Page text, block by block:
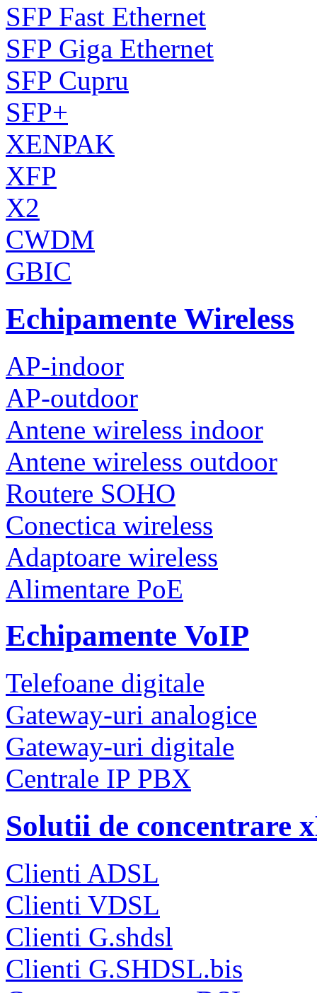
SFP Fast Ethernet
SFP Giga Ethernet
SFP Cupru
SFP+
XENPAK
XFP
X2
CWDM
GBIC
Echipamente Wireless
AP-indoor
AP-outdoor
Antene wireless indoor
Antene wireless outdoor
Routere SOHO
Conectica wireless
Adaptoare wireless
Alimentare PoE
Echipamente VoIP
Telefoane digitale
Gateway-uri analogice
Gateway-uri digitale
Centrale IP PBX
Solutii de concentrare
Clienti ADSL
Clienti VDSL
Clienti G.shdsl
Clienti G.SHDSL.bis